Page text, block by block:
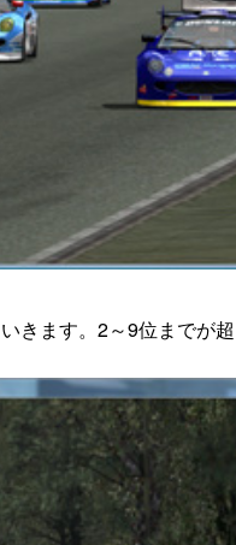
きます。2～9位までが